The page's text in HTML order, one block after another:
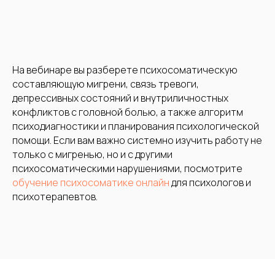
На вебинаре вы разберете психосоматическую
составляющую мигрени, связь тревоги,
депрессивных состояний и внутриличностных
конфликтов с головной болью, а также алгоритм
психодиагностики и планирования психологической
помощи. Если вам важно системно изучить работу не
только с мигренью, но и с другими
психосоматическими нарушениями, посмотрите
обучение психосоматике онлайндля психологов и
психотерапевтов.